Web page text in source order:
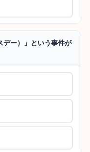
ー）」という事件が